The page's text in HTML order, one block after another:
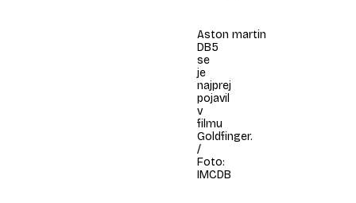
Aston martin
DB5
se
je
najprej
pojavil
v
filmu
Goldfinger.
/
Foto:
IMCDB